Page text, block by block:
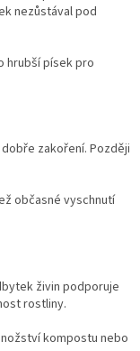
nezůstával pod
hrubší písek pro
zakoření. Později
občasné vyschnutí
živin podporuje
rostliny.
kompostu nebo